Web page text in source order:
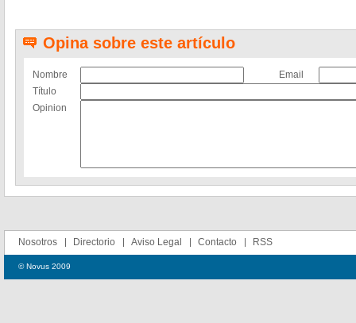
Opina sobre este artículo
Nombre
Email
Título
Opinion
Nosotros Directorio Aviso Legal Contacto RSS
© Novus 2009